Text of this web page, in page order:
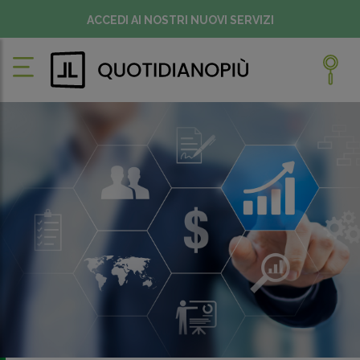
ACCEDI AI NOSTRI NUOVI SERVIZI